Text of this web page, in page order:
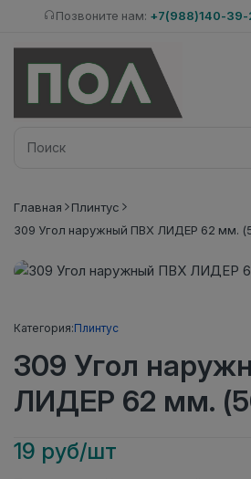
Позвоните нам: +7(988)140-39-
Главная
Плинтус
309 Угол наружный ПВХ ЛИДЕР 62 мм.
Категория:Плинтус
309 Угол
ЛИДЕР 62 мм.
19 руб/шт